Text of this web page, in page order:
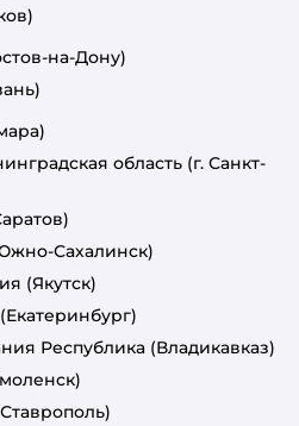
на-Дону)
область (г. Санкт-
Сахалинск)
(Якутск)
(Екатеринбург)
Республика (Владикавказ)